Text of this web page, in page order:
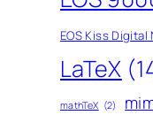
EOS Kiss Digital
LaTeX
mathTeX (2)